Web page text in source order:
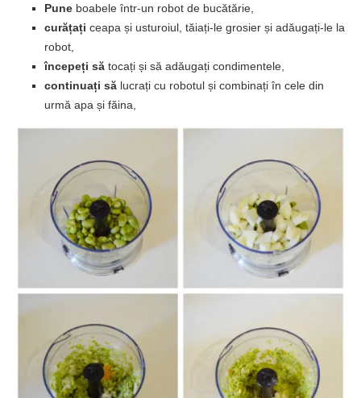
Pune boabele într-un robot de bucătărie,
curățați ceapa și usturoiul, tăiați-le grosier și adăugați-le la
robot,
începeți să tocați și să adăugați condimentele,
continuați să lucrați cu robotul și combinați în cele din
urmă apa și făina,